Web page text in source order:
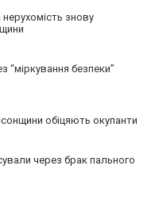
знову
“міркування безпеки”
обіцяють окупанти
через брак пального